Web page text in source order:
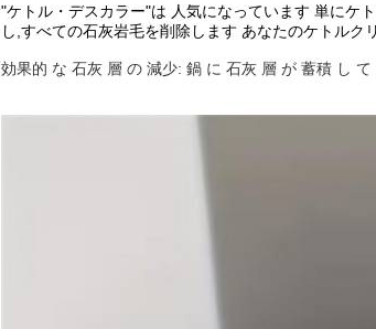
"ケトル・デスカラー"は 人気になっています 単にケ
し,すべての石灰岩毛を削除します あなたのケトルク
効果的 な 石灰 層 の 減少: 鍋 に 石灰 層 が 蓄積 し